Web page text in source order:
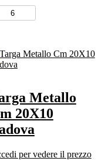
Metallo
20X10
per vedere il prezzo